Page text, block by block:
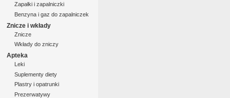
Zapałki i zapalniczki
Benzyna i gaz do zapalniczek
Znicze i wkłady
Znicze
Wkłady do zniczy
Apteka
Leki
Suplementy diety
Plastry i opatrunki
Prezerwatywy